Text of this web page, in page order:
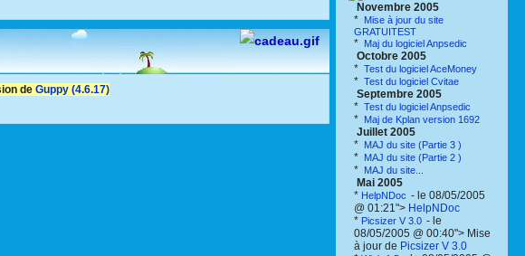
de Guppy (4.6.17)
Novembre 2005
* Mise à jour du site
GRATUITEST
* Maj du logiciel Anpsedic
Octobre 2005
* Test du logiciel AceMoney
* Test du logiciel Cvitae
Septembre 2005
* Test du logiciel Anpsedic
* Maj de Kplan version 1692
Juillet 2005
* MAJ du site (Partie 3 )
* MAJ du site (Partie 2 )
* MAJ du site...
Mai 2005
* HelpNDoc - le 08/05/2005
@ 01:21"> HelpNDoc
* Picsizer V 3.0 - le
08/05/2005 @ 00:40"> Mise
à jour de Picsizer V 3.0